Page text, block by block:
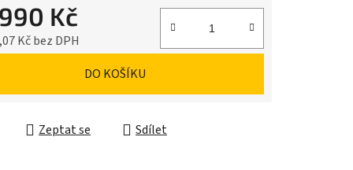
Kč
Kč bez DPH
DO KOŠÍKU
Zeptat se Sdílet